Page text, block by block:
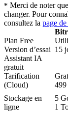
* Merci de noter
changer. Pour
consultez la page
Plan Free
Version d’essai 15
Assistant IA
gratuit
Tarification
(Cloud)
499
Stockage en
ligne
5
1